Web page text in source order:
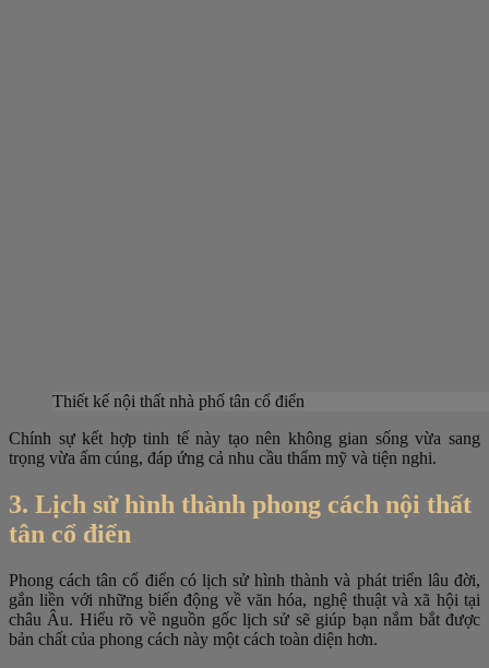
Thiết kế nội thất nhà phố tân cổ điển
Chính sự kết hợp tinh tế này tạo nên không gian sống vừa sang
trọng vừa ấm cúng, đáp ứng cả nhu cầu thẩm mỹ và tiện nghi.
3. Lịch sử hình thành phong cách nội thất
tân cổ điển
Phong cách tân cổ điển có lịch sử hình thành và phát triển lâu đời,
gắn liền với những biến động về văn hóa, nghệ thuật và xã hội tại
châu Âu. Hiểu rõ về nguồn gốc lịch sử sẽ giúp bạn nắm bắt được
bản chất của phong cách này một cách toàn diện hơn.